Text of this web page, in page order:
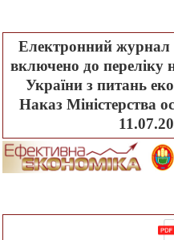
Електронний журнал
включено до переліку
України з питань
Наказ Міністерства